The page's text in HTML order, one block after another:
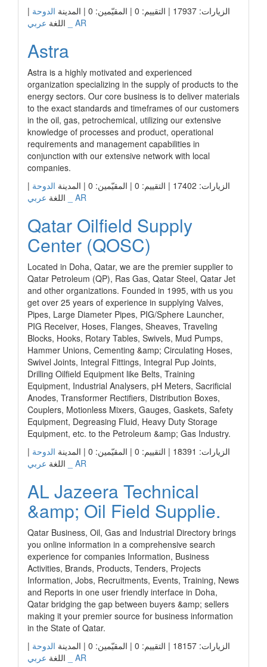
الزيارات: 17937 | التقييم: 0 | المقيّمين: 0 | المدينة
الدوحة |
اللغة عربي _ AR
Astra
Astra is a highly motivated and experienced
organization specializing in the supply of products to the
energy sectors. Our core business is to deliver materials
to the exact standards and timeframes of our customers
in the oil, gas, petrochemical, utilizing our extensive
knowledge of processes and product, operational
requirements and management capabilities in
conjunction with our extensive network with local
companies.
الزيارات: 17402 | التقييم: 0 | المقيّمين: 0 | المدينة
الدوحة |
اللغة عربي _ AR
Qatar Oilfield Supply
Center (QOSC)
Located in Doha, Qatar, we are the premier supplier to
Qatar Petroleum (QP), Ras Gas, Qatar Steel, Qatar Jet
and other organizations. Founded in 1995, with us you
get over 25 years of experience in supplying Valves,
Pipes, Large Diameter Pipes, PIG/Sphere Launcher,
PIG Receiver, Hoses, Flanges, Sheaves, Traveling
Blocks, Hooks, Rotary Tables, Swivels, Mud Pumps,
Hammer Unions, Cementing &amp; Circulating Hoses,
Swivel Joints, Integral Fittings, Integral Pup Joints,
Drilling Oilfield Equipment like Belts, Training
Equipment, Industrial Analysers, pH Meters, Sacrificial
Anodes, Transformer Rectifiers, Distribution Boxes,
Couplers, Motionless Mixers, Gauges, Gaskets, Safety
Equipment, Degreasing Fluid, Heavy Duty Storage
Equipment, etc. to the Petroleum &amp; Gas Industry.
الزيارات: 18391 | التقييم: 0 | المقيّمين: 0 | المدينة
الدوحة |
اللغة عربي _ AR
AL Jazeera Technical
&amp; Oil Field Supplie.
Qatar Business, Oil, Gas and Industrial Directory brings
you online information in a comprehensive search
experience for companies Information, Business
Activities, Brands, Products, Tenders, Projects
Information, Jobs, Recruitments, Events, Training, News
and Reports in one user friendly interface in Doha,
Qatar bridging the gap between buyers &amp; sellers
making it your premier source for business information
in the State of Qatar.
الزيارات: 18157 | التقييم: 0 | المقيّمين: 0 | المدينة
الدوحة |
اللغة عربي _ AR